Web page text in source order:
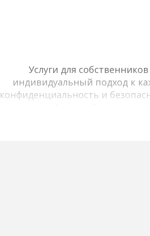
Услуги для
индивидуальный подход к
конфиденциальность и